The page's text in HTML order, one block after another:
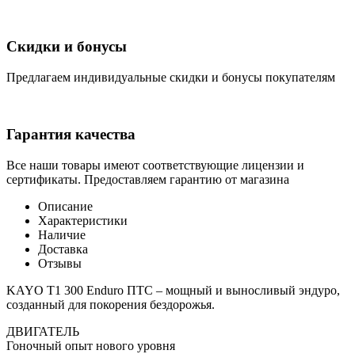
Скидки и бонусы
Предлагаем индивидуальные скидки и бонусы покупателям
Гарантия качества
Все наши товары имеют соответствующие лицензии и
сертификаты. Предоставляем гарантию от магазина
Описание
Характеристики
Наличие
Доставка
Отзывы
KAYO T1 300 Enduro ПТС – мощный и выносливый эндуро,
созданный для покорения бездорожья.
ДВИГАТЕЛЬ
Гоночный опыт нового уровня